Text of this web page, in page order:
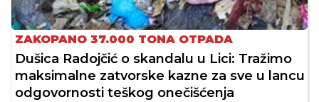
ZAKOPANO 37.000 TONA OTPADA
Dušica Radojčić o skandalu u Lici: Tražimo
maksimalne zatvorske kazne za sve u lancu
odgovornosti teškog onečišćenja